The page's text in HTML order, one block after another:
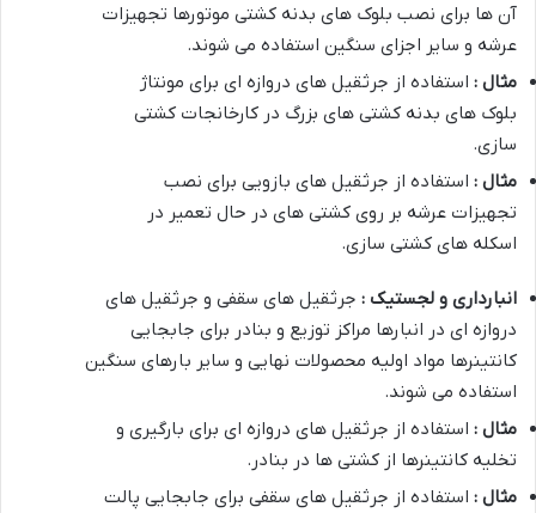
آن ها برای نصب بلوک های بدنه کشتی موتورها تجهیزات
عرشه و سایر اجزای سنگین استفاده می شوند.
مثال : استفاده از جرثقیل های دروازه ای برای مونتاژ
بلوک های بدنه کشتی های بزرگ در کارخانجات کشتی
سازی.
مثال : استفاده از جرثقیل های بازویی برای نصب
تجهیزات عرشه بر روی کشتی های در حال تعمیر در
اسکله های کشتی سازی.
انبارداری و لجستیک : جرثقیل های سقفی و جرثقیل های
دروازه ای در انبارها مراکز توزیع و بنادر برای جابجایی
کانتینرها مواد اولیه محصولات نهایی و سایر بارهای سنگین
استفاده می شوند.
مثال : استفاده از جرثقیل های دروازه ای برای بارگیری و
تخلیه کانتینرها از کشتی ها در بنادر.
مثال : استفاده از جرثقیل های سقفی برای جابجایی پالت